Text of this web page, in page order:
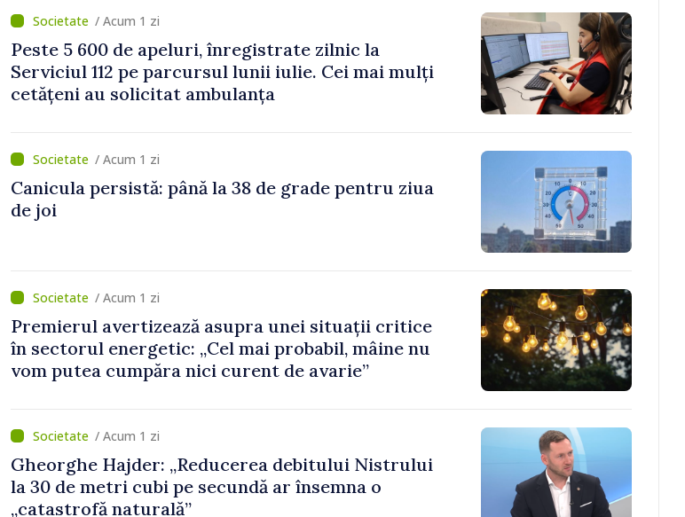
/ Acum 1 zi
Peste 5 600 de apeluri, înregistrate zilnic la
Serviciul 112 pe parcursul lunii iulie. Cei mai mulți
cetățeni au solicitat ambulanța
/ Acum 1 zi
Canicula persistă: până la 38 de grade pentru ziua
de joi
/ Acum 1 zi
Premierul avertizează asupra unei situații critice
în sectorul energetic: „Cel mai probabil, mâine nu
vom putea cumpăra nici curent de avarie”
/ Acum 1 zi
Gheorghe Hajder: „Reducerea debitului Nistrului
la 30 de metri cubi pe secundă ar însemna o
„catastrofă naturală”